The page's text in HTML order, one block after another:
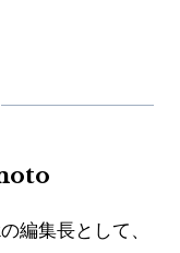
集長として、